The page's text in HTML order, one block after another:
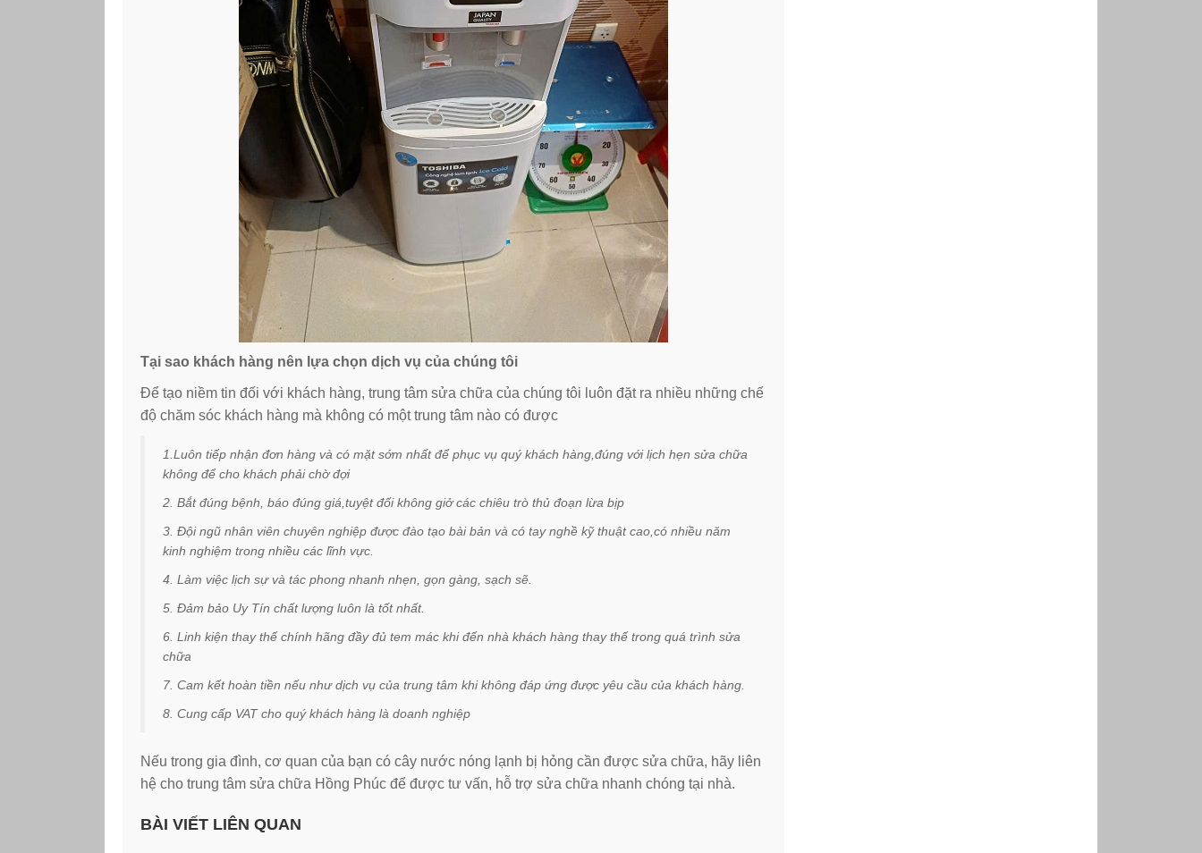
Tại sao khách hàng nên lựa chọn dịch vụ của chúng tôi
Để tạo niềm tin đối với khách hàng, trung tâm sửa chữa của chúng tôi luôn đặt ra nhiều những chế
độ chăm sóc khách hàng mà không có một trung tâm nào có được
1.Luôn tiếp nhận đơn hàng và có mặt sớm nhất để phục vụ quý khách hàng,đúng với lịch hẹn sửa chữa
không để cho khách phải chờ đợi
2. Bắt đúng bệnh, báo đúng giá,tuyệt đối không giở các chiêu trò thủ đoạn lừa bịp
3. Đội ngũ nhân viên chuyên nghiệp được đào tạo bài bản và có tay nghề kỹ thuật cao,có nhiều năm
kinh nghiệm trong nhiều các lĩnh vực.
4. Làm việc lịch sự và tác phong nhanh nhẹn, gọn gàng, sạch sẽ.
5. Đảm bảo Uy Tín chất lượng luôn là tốt nhất.
6. Linh kiện thay thế chính hãng đầy đủ tem mác khi đến nhà khách hàng thay thế trong quá trình sửa
chữa
7. Cam kết hoàn tiền nếu như dịch vụ của trung tâm khi không đáp ứng được yêu cầu của khách hàng.
8. Cung cấp VAT cho quý khách hàng là doanh nghiệp
Nếu trong gia đình, cơ quan của bạn có cây nước nóng lạnh bị hỏng cần được sửa chữa, hãy liên
hệ cho trung tâm sửa chữa Hồng Phúc để được tư vấn, hỗ trợ sửa chữa nhanh chóng tại nhà.
BÀI VIẾT LIÊN QUAN